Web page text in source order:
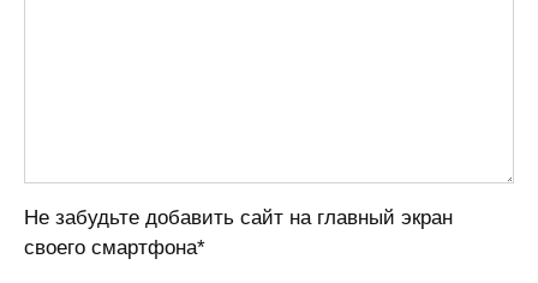
Не забудьте добавить сайт на главный экран
своего смартфона*